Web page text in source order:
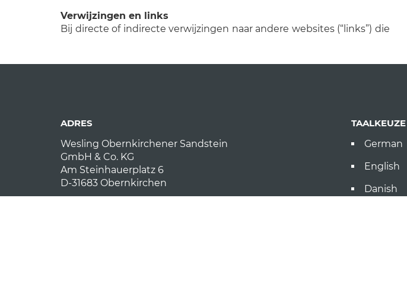
Verwijzingen en links
Bij directe of indirecte verwijzingen naar andere websites (“links”) die
ADRES
Wesling Obernkirchener Sandstein
GmbH & Co. KG
Am Steinhauerplatz 6
D-31683 Obernkirchen
TAALKEUZE
German
English
Danish